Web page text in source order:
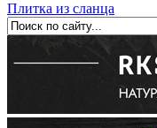
Плитка из сланца